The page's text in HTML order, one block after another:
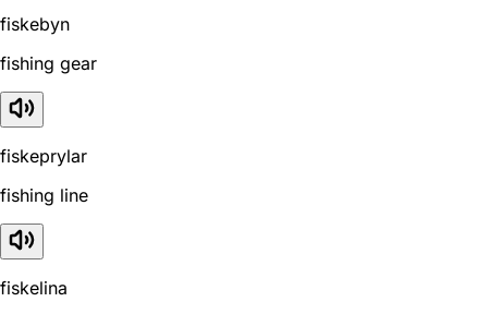
fiskebyn
fishing gear
fiskeprylar
fishing line
fiskelina